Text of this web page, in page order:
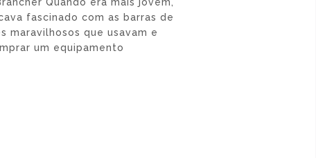
fascinado com as barras de
maravilhosos que usavam e
um equipamento